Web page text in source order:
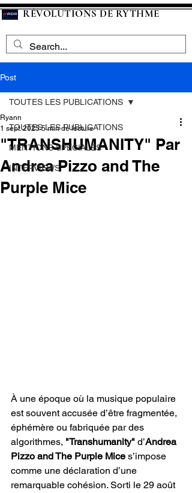
RÉVOLUTIONS DE RYTHME
Post
TOUTES LES PUBLICATIONS
MENTIONS SPECIALES
INTERVIEWS
TOUTES LES PUBLICATIONS
"TRANSHUMANITY" Par
Andrea Pizzo and The
Purple Mice
Ryann
1 sept. 2025 5 min de lecture
À une époque où la musique populaire
est souvent accusée d’être fragmentée,
éphémère ou fabriquée par des
algorithmes, "Transhumanity" d’Andrea
Pizzo and The Purple Mice s’impose
comme une déclaration d’une
remarquable cohésion. Sorti le 29 août